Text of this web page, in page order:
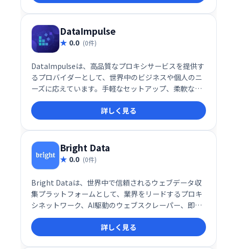
DataImpulse
0.0 (0件)
DataImpulseは、高品質なプロキシサービスを提供す
るプロバイダーとして、世界中のビジネスや個人のニ
ーズに応えています。手軽なセットアップ、柔軟な従
量課金制、そして24/7のサポートを備えたこのサービ
スは、データ収集、ウェブスクレイピング、ブランド
保護などの多岐にわたる用途で利用可能です。
詳しく見る
Bright Data
0.0 (0件)
Bright Dataは、世界中で信頼されるウェブデータ収
集プラットフォームとして、業界をリードするプロキ
シネットワーク、AI駆動のウェブスクレーパー、即時
利用可能なデータセットを提供します。
詳しく見る